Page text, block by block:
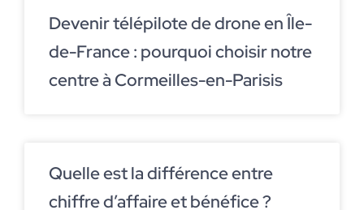
Devenir télépilote de drone en Île-
de-France : pourquoi choisir notre
centre à Cormeilles-en-Parisis
Quelle est la différence entre
chiffre d’affaire et bénéfice ?